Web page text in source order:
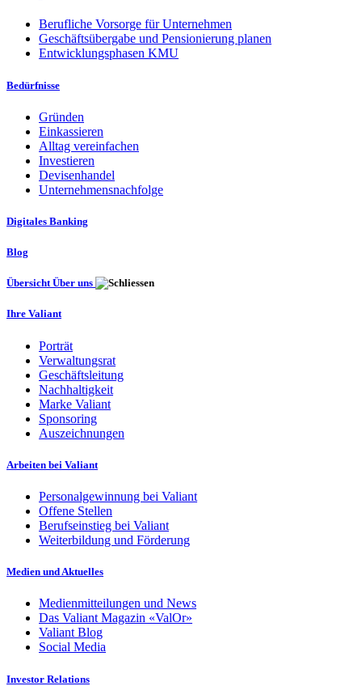
Berufliche Vorsorge für Unternehmen
Geschäftsübergabe und Pensionierung planen
Entwicklungsphasen KMU
Bedürfnisse
Gründen
Einkassieren
Alltag vereinfachen
Investieren
Devisenhandel
Unternehmensnachfolge
Digitales Banking
Blog
Übersicht Über uns
Ihre Valiant
Porträt
Verwaltungsrat
Geschäftsleitung
Nachhaltigkeit
Marke Valiant
Sponsoring
Auszeichnungen
Arbeiten bei Valiant
Personalgewinnung bei Valiant
Offene Stellen
Berufseinstieg bei Valiant
Weiterbildung und Förderung
Medien und Aktuelles
Medienmitteilungen und News
Das Valiant Magazin «ValOr»
Valiant Blog
Social Media
Investor Relations